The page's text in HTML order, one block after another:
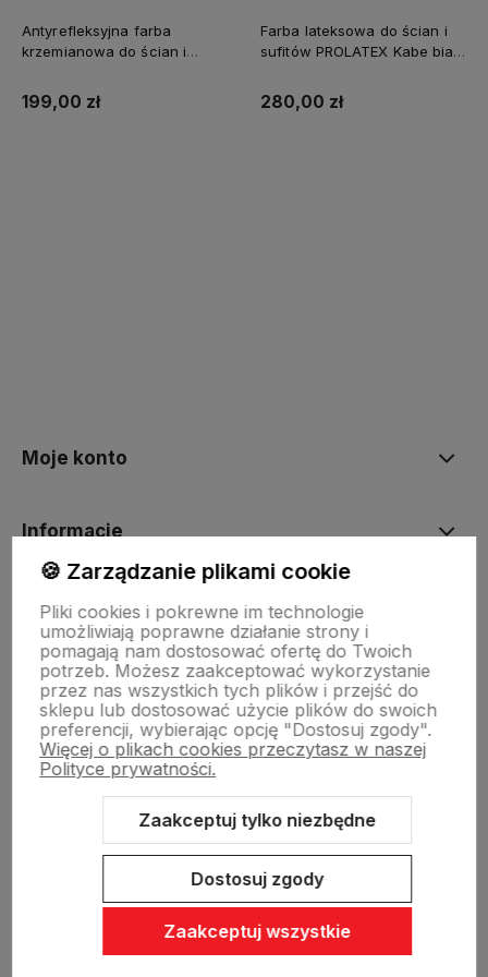
Antyrefleksyjna farba
krzemianowa do ścian i
199,00 zł
Farba lateksowa do ścian i
sufitów PROLATEX Kabe biała
matowa
280,00 zł
Moje konto
Informacje
O nas
Dostawa i płatności
Sklepy stacjonarne
Obsługa hurtowa
🍪 Zarządzanie plikami cookie
Pliki cookies i pokrewne im technologie
umożliwiają poprawne działanie strony i
pomagają nam dostosować ofertę do Twoich
potrzeb. Możesz zaakceptować wykorzystanie
przez nas wszystkich tych plików i przejść do
sklepu lub dostosować użycie plików do swoich
preferencji, wybierając opcję "Dostosuj zgody".
Więcej o plikach cookies przeczytasz w naszej
Polityce prywatności.
Zaakceptuj tylko niezbędne
Dostosuj zgody
Zaakceptuj wszystkie